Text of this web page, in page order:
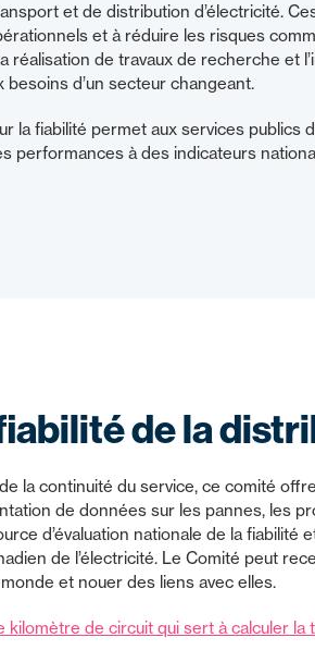
et de distribution d’électricité.
et à réduire les risques
réalisation de travaux de recherche et
d’un secteur changeant.
la fiabilité permet aux services publics
performances à des indicateurs
de la
la continuité du service, ce comité
de données sur les pannes, les
d’évaluation nationale de la fiabilité
de l’électricité. Le Comité peut
et nouer des liens avec elles.
kilomètre de circuit qui sert à calculer la